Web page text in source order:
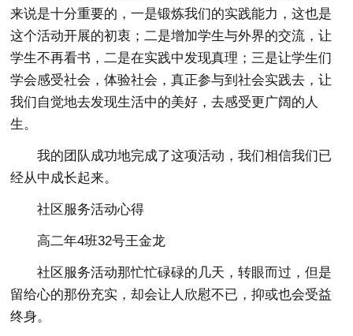
来说是十分重要的，一是锻炼我们的实践能力，这也是
这个活动开展的初衷；二是增加学生与外界的交流，让
学生不再看书，二是在实践中发现真理；三是让学生们
学会感受社会，体验社会，真正参与到社会实践去，让
我们自觉地去发现生活中的美好，去感受更广阔的人
生。
我的团队成功地完成了这项活动，我们相信我们已
经从中成长起来。
社区服务活动心得
高二年4班32号王金龙
社区服务活动那忙忙碌碌的几天，转眼而过，但是
留给心的那份充实，却会让人欣慰不已，抑或也会受益
终身。